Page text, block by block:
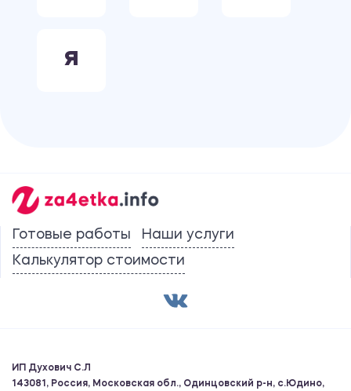
Я
Готовые работы
Наши услуги
Калькулятор стоимости
ИП Духович С.Л
143081, Россия, Московская обл., Одинцовский р-н, с.Юдино,